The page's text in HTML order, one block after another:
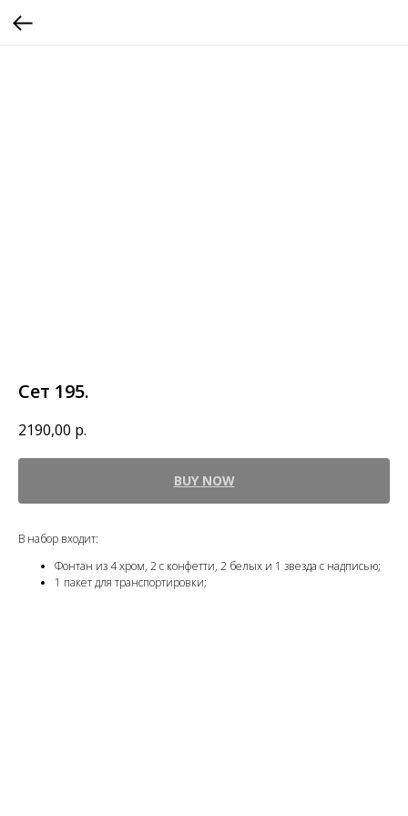
Сет 195.
2190,00 р.
BUY NOW
В набор входит:
Фонтан из 4 хром, 2 с конфетти, 2 белых и 1 звезда с надписью;
1 пакет для транспортировки;